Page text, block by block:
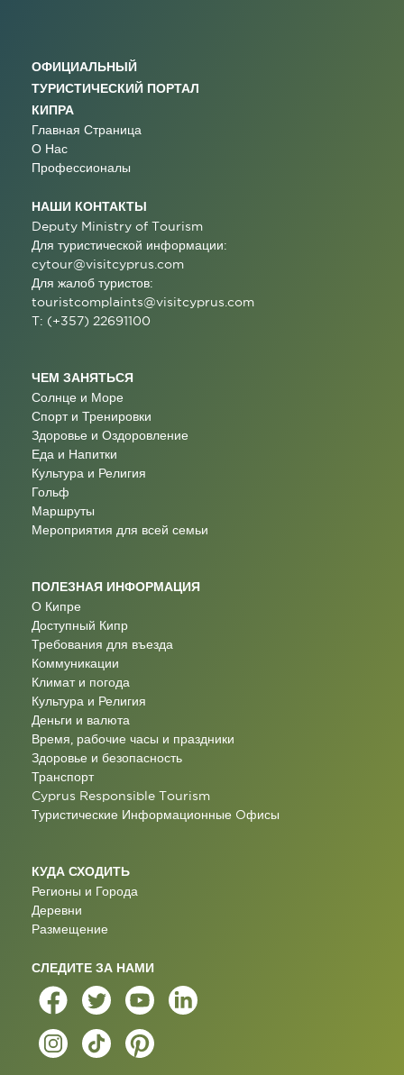
ОФИЦИАЛЬНЫЙ
ТУРИСТИЧЕСКИЙ ПОРТАЛ
КИПРА
Главная Страница
О Нас
Профессионалы
НАШИ КОНТАКТЫ
Deputy Ministry of Tourism
Для туристической информации:
cytour@visitcyprus.com
Для жалоб туристов:
touristcomplaints@visitcyprus.com
T: (+357) 22691100
ЧЕМ ЗАНЯТЬСЯ
Солнце и Море
Спорт и Тренировки
Здоровье и Оздоровление
Еда и Напитки
Культура и Религия
Гольф
Маршруты
Мероприятия для всей семьи
ПОЛЕЗНАЯ ИНФОРМАЦИЯ
О Кипре
Доступный Кипр
Требования для въезда
Коммуникации
Климат и погода
Культура и Религия
Деньги и валюта
Время, рабочие часы и праздники
Здоровье и безопасность
Транспорт
Cyprus Responsible Tourism
Туристические Информационные Oфисы
КУДА СХОДИТЬ
Регионы и Города
Деревни
Размещение
СЛЕДИТЕ ЗА НАМИ